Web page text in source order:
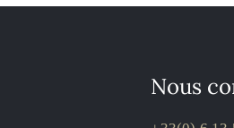
Nous